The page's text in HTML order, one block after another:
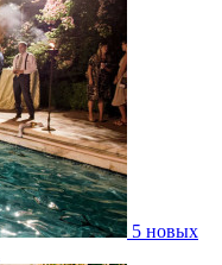
5 новых